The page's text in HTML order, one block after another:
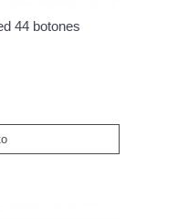
44 botones